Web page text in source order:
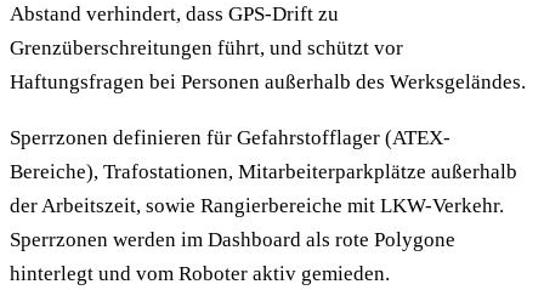
Abstand verhindert, dass GPS-Drift zu
Grenzüberschreitungen führt, und schützt vor
Haftungsfragen bei Personen außerhalb des Werksgeländes.
Sperrzonen definieren für Gefahrstofflager (ATEX-
Bereiche), Trafostationen, Mitarbeiterparkplätze außerhalb
der Arbeitszeit, sowie Rangierbereiche mit LKW-Verkehr.
Sperrzonen werden im Dashboard als rote Polygone
hinterlegt und vom Roboter aktiv gemieden.